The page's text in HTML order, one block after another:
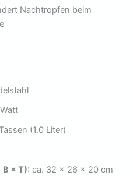
Nachtropfen beim
(1.0 Liter)
B × T): ca. 32 × 26 × 20 cm